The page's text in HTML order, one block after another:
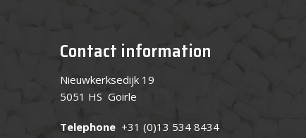
Contact information
Nieuwkerksedijk 19
5051 HS Goirle
Telephone +31 (0)13 534 8434